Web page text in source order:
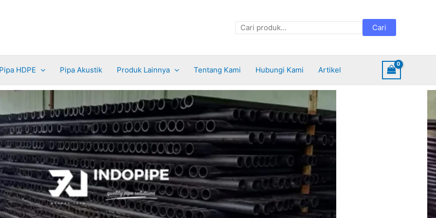
Cari
Pipa HDPE Pipa Akustik Produk Lainnya Tentang Kami Hubungi Kami Artikel